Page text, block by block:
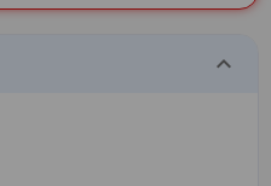
keyboard_arrow_down